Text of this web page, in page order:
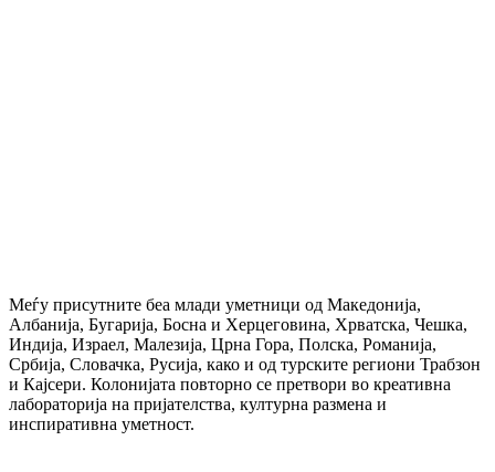
Меѓу присутните беа млади уметници од Македонија,
Албанија, Бугарија, Босна и Херцеговина, Хрватска, Чешка,
Индија, Израел, Малезија, Црна Гора, Полска, Романија,
Србија, Словачка, Русија, како и од турските региони Трабзон
и Кајсери. Колонијата повторно се претвори во креативна
лабораторија на пријателства, културна размена и
инспиративна уметност.